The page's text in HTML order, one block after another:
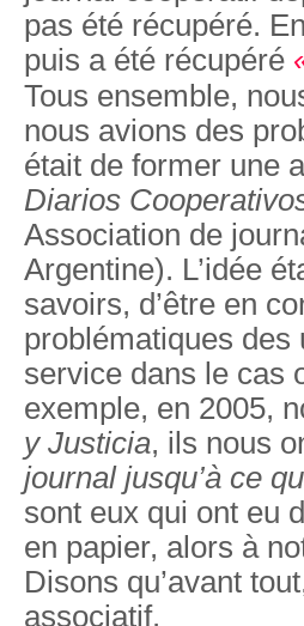
pas été récupéré.
puis a été récupéré
Tous ensemble,
nous avions des
était de former une
Diarios
Association de
Argentine). L’idée
savoirs, d’être en
problématiques des
service dans le cas
exemple, en 2005,
y Justicia, ils nous
journal jusqu’à ce
sont eux qui ont eu
en papier, alors à
Disons qu’avant
associatif.